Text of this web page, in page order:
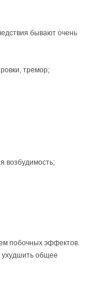
бывают очень
тремор;
возбудимость;
побочных эффектов.
ухудшить общее